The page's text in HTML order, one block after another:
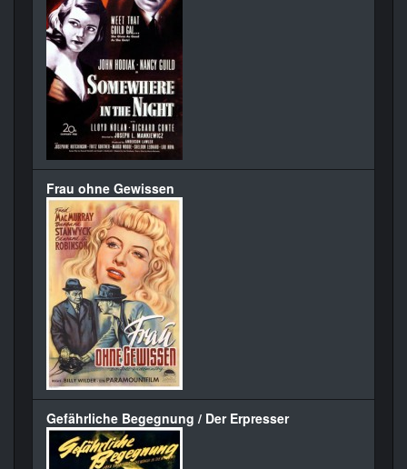
Frau ohne Gewissen
Gefährliche Begegnung / Der Erpresser